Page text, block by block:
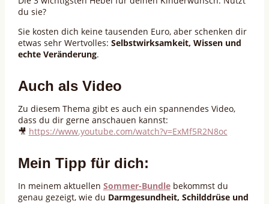
du sie?
Sie kosten dich keine tausenden Euro, aber schenken dir
etwas sehr Wertvolles: Selbstwirksamkeit, Wissen und
echte Veränderung.
Auch als Video
Zu diesem Thema gibt es auch ein spannendes Video,
dass du dir gerne anschauen kannst:
🎥 https://www.youtube.com/watch?v=ExMf5R2N8oc
Mein Tipp für dich:
In meinem aktuellen Sommer-Bundlebekommst du
genau gezeigt, wie du Darmgesundheit, Schilddrüse und